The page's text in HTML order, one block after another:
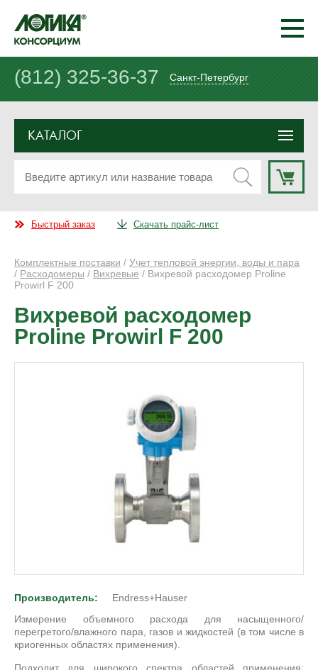
(812) 325-36-37 Санкт-Петербург
КАТАЛОГ
Быстрый заказ Скачать прайс-лист
Комплектные поставки / Учет тепловой энергии, воды и пара
/ Расходомеры / Вихревые / Вихревой расходомер Proline
Prowirl F 200
Вихревой расходомер
Proline Prowirl F 200
Производитель:
Endress+Hauser
Измерение объемного расхода для насыщенного/
перегретого/влажного пара, газов и жидкостей (в том числе в
криогенных областях применения).